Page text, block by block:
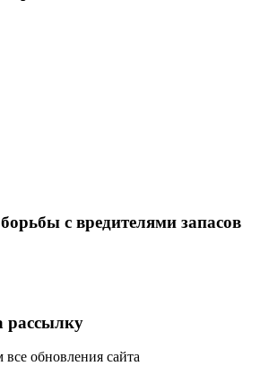
с вредителями запасов
рассылку
обновления сайта